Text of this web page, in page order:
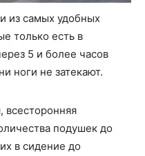
из самых удобных
только есть в
5 и более часов
ноги не затекают.
всесторонняя
подушек до
в сидение до